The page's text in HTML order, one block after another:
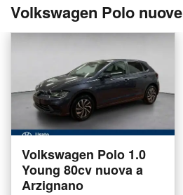
Volkswagen Polo nuove
Volkswagen Polo 1.0
Young 80cv nuova a
Arzignano